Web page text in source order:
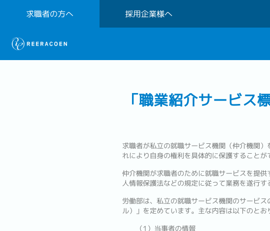
求職者の方へ 採用企業様へ
「職業紹介サービス
求職者が私立の就職サービス機関（仲介機関
れにより自身の権利を具体的に保護することが
仲介機関が求職者のために就職サービスを提
人情報保護法などの規定に従って業務を遂行す
労働部は、私立の就職サービス機関のサービ
ル）」を定めています。主な内容は以下のとお
（1）当事者の情報